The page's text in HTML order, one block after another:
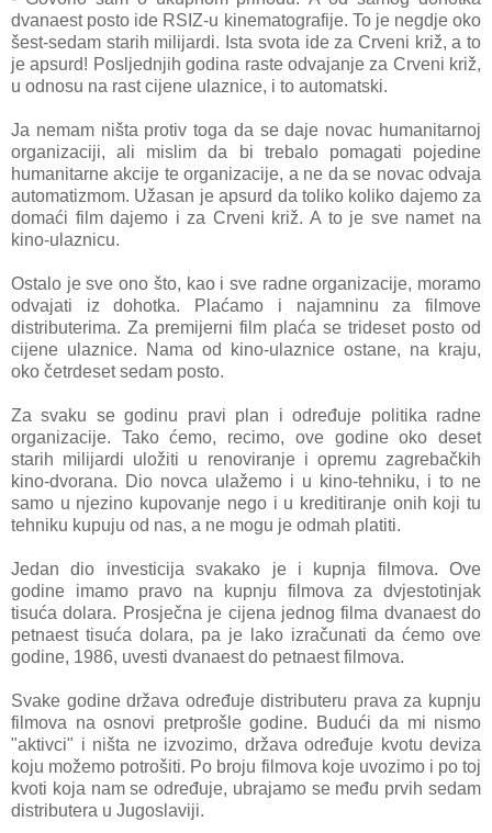
dvanaest posto ide RSIZ-u kinematografije. To je negdje oko
šest-sedam starih milijardi. Ista svota ide za Crveni križ, a to
je apsurd! Posljednjih godina raste odvajanje za Crveni križ,
u odnosu na rast cijene ulaznice, i to automatski.
Ja nemam ništa protiv toga da se daje novac humanitarnoj
organizaciji, ali mislim da bi trebalo pomagati pojedine
humanitarne akcije te organizacije, a ne da se novac odvaja
automatizmom. Užasan je apsurd da toliko koliko dajemo za
domaći film dajemo i za Crveni križ. A to je sve namet na
kino-ulaznicu.
Ostalo je sve ono što, kao i sve radne organizacije, moramo
odvajati iz dohotka. Plaćamo i najamninu za filmove
distributerima. Za premijerni film plaća se trideset posto od
cijene ulaznice. Nama od kino-ulaznice ostane, na kraju,
oko četrdeset sedam posto.
Za svaku se godinu pravi plan i određuje politika radne
organizacije. Tako ćemo, recimo, ove godine oko deset
starih milijardi uložiti u renoviranje i opremu zagrebačkih
kino-dvorana. Dio novca ulažemo i u kino-tehniku, i to ne
samo u njezino kupovanje nego i u kreditiranje onih koji tu
tehniku kupuju od nas, a ne mogu je odmah platiti.
Jedan dio investicija svakako je i kupnja filmova. Ove
godine imamo pravo na kupnju filmova za dvjestotinjak
tisuća dolara. Prosječna je cijena jednog filma dvanaest do
petnaest tisuća dolara, pa je lako izračunati da ćemo ove
godine, 1986, uvesti dvanaest do petnaest filmova.
Svake godine država određuje distributeru prava za kupnju
filmova na osnovi pretprošle godine. Budući da mi nismo
"aktivci" i ništa ne izvozimo, država određuje kvotu deviza
koju možemo potrošiti. Po broju filmova koje uvozimo i po toj
kvoti koja nam se određuje, ubrajamo se među prvih sedam
distributera u Jugoslaviji.